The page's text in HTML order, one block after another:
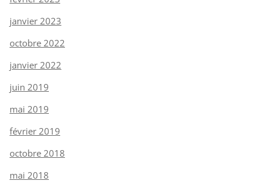
janvier 2023
octobre 2022
janvier 2022
juin 2019
mai 2019
février 2019
octobre 2018
mai 2018